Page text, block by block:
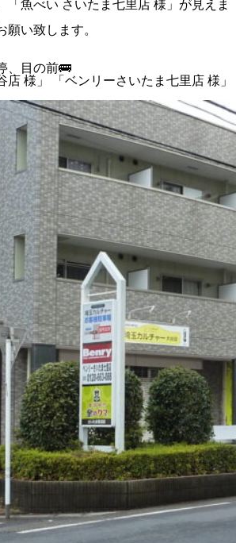
「魚べい さいたま七里店 様」が見えま
願い致します。
、目の前🚌
店 様」 「ベンリーさいたま七里店 様」